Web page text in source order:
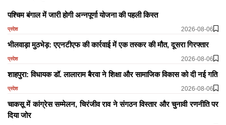
पश्चिम बंगाल में जारी होगी अन्नपूर्णा योजना की पहली किस्त
प्रदेश 2026-08-06
भीलवाड़ा मुठभेड़: एएनटीएफ की कार्रवाई में एक तस्कर की मौत, दूसरा गिरफ्तार
प्रदेश 2026-08-06
शाहपुरा: विधायक डॉ. लालाराम बैरवा ने शिक्षा और सामाजिक विकास को दी नई गति
प्रदेश 2026-08-06
चाकसू में कांग्रेस सम्मेलन, चिरंजीव राव ने संगठन विस्तार और चुनावी रणनीति पर
दिया जोर